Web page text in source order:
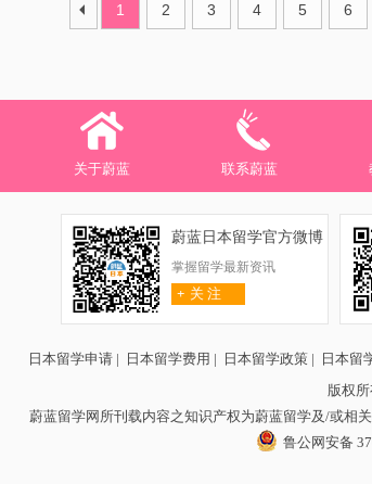
1 2 3 4 5 6
关于蔚蓝 联系蔚蓝
蔚蓝日本留学官方微博
掌握留学最新资讯
+ 关 注
日本留学申请 | 日本留学费用 | 日本留学政策 | 日本留
版权
蔚蓝留学网所刊载内容之知识产权为蔚蓝留学及/或相
鲁公网安备